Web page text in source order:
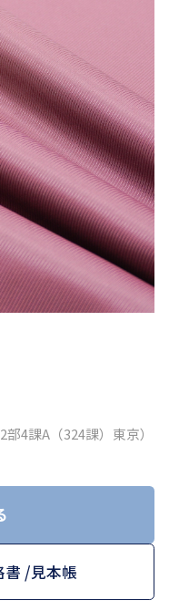
履
ご利用ガイ
ド
央区安土町3-3-9
区神宮前1-3-10
はこちら
4課A（324課）東京）
書 /見本帳